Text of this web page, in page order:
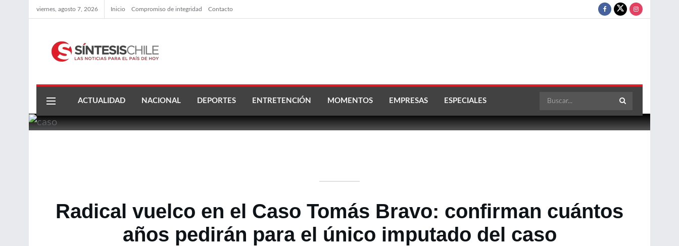
viernes, agosto 7, 2026 Inicio Compromiso de integridad Contacto
ACTUALIDAD NACIONAL DEPORTES ENTRETENCIÓN MOMENTOS EMPRESAS ESPECIALES
Radical vuelco en el Caso Tomás Bravo: confirman cuántos
años pedirán para el único imputado del caso